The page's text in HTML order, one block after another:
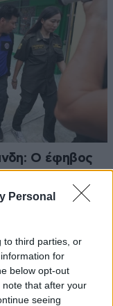
Personal
to third parties, or
for
below opt-out
that after your
seeing
Ο έφηβος
γιαγιά του